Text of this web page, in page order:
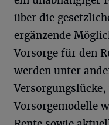
über die
ergänzende
Vorsorge für den
werden unter
Vorsorgemodelle